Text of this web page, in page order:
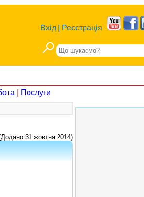
Вхід Реєстрація
Послуги
жовтня 2014)